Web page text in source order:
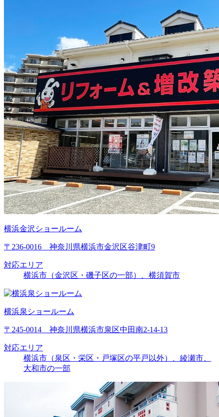
横浜金沢ショールーム
〒236-0016 神奈川県横浜市金沢区谷津町9
対応エリア
横浜市（金沢区・磯子区の一部）、横須賀市
横浜泉ショールーム
〒245-0014 神奈川県横浜市泉区中田南2-14-13
対応エリア
横浜市（泉区・栄区・戸塚区の平戸以外）、綾瀬市、
大和市の一部